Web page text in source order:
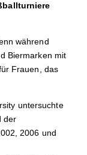
während
Biermarken mit
Frauen, das
untersuchte
der
2006 und